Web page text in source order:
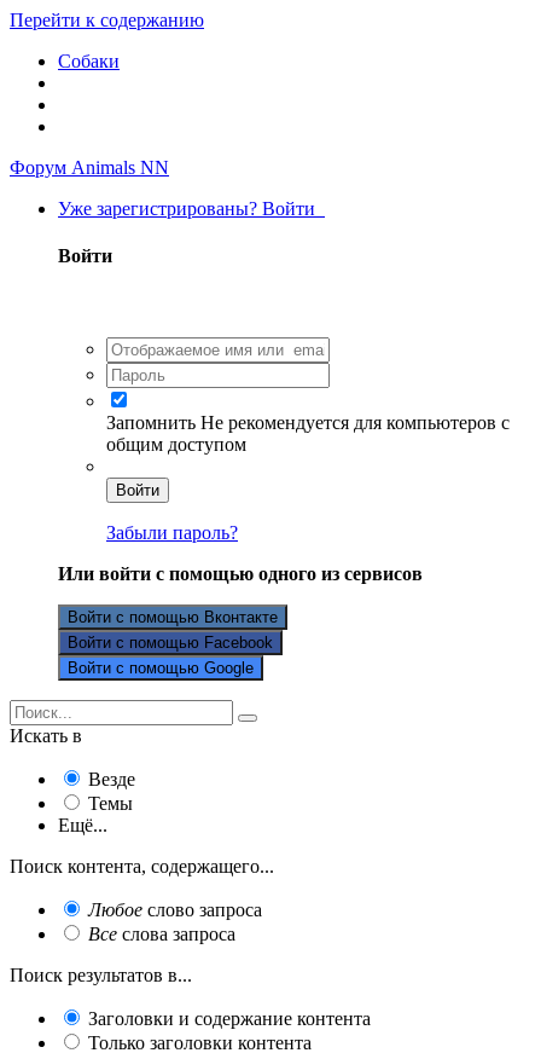
Перейти к содержанию
Собаки
Форум Animals NN
Уже зарегистрированы? Войти
Войти
Запомнить Не рекомендуется для компьютеров с
общим доступом
Войти
Забыли пароль?
Или войти с помощью одного из сервисов
Войти с помощью Вконтакте
Войти с помощью Facebook
Войти с помощью Google
Искать в
Везде
Темы
Ещё...
Поиск контента, содержащего...
Любое слово запроса
Все слова запроса
Поиск результатов в...
Заголовки и содержание контента
Только заголовки контента